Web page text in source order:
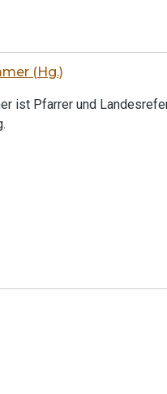
(Hg.)
ist Pfarrer und